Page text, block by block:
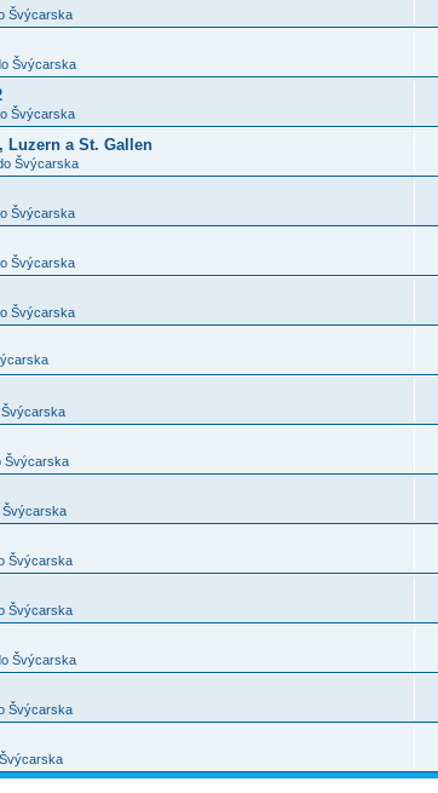
Švýcarska
Švýcarska
Švýcarska
Luzern a St. Gallen
Švýcarska
Švýcarska
Švýcarska
Švýcarska
Švýcarska
Švýcarska
Švýcarska
Švýcarska
Švýcarska
Švýcarska